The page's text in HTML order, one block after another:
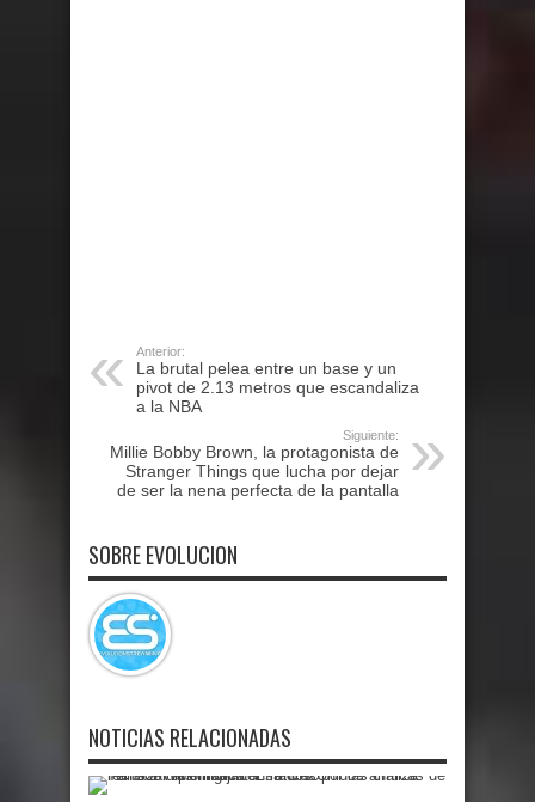
Anterior:
La brutal pelea entre un base y un
pivot de 2.13 metros que escandaliza
a la NBA
Siguiente:
Millie Bobby Brown, la protagonista de
Stranger Things que lucha por dejar
de ser la nena perfecta de la pantalla
SOBRE EVOLUCION
NOTICIAS RELACIONADAS